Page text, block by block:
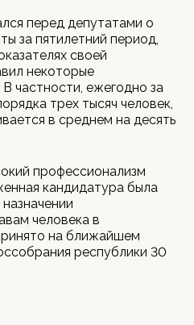
перед депутатами о
за пятилетний период,
своей
некоторые
частности, ежегодно за
трех тысяч человек,
в среднем на десять
профессионализм
кандидатура была
человека в
на ближайшем
республики 30